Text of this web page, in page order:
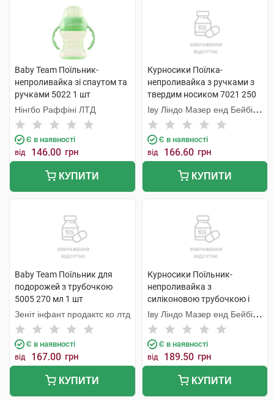
Baby Team Поїльник-
непроливайка зі спаутом та
ручками 5022 1 шт
Нінгбо Раффіні ЛТД
Є в наявності
від 146.00 грн
КУПИТИ
Курносики Поїлка-
непроливайка з ручками з
твердим носиком 7021 250
мл 1 шт
Іву Ліндо Мазер енд Бейбі
Продактс
Є в наявності
від 166.60 грн
КУПИТИ
Baby Team Поїльник для
подорожей з трубочкою
5005 270 мл 1 шт
Зеніт інфант продактс ко лтд
Є в наявності
від 167.00 грн
КУПИТИ
Курносики Поїльник-
непроливайка з
силіконовою трубочкою і
ручками 7024 300 мл 1 шт
Іву Ліндо Мазер енд Бейбі
Продактс
Є в наявності
від 189.50 грн
КУПИТИ